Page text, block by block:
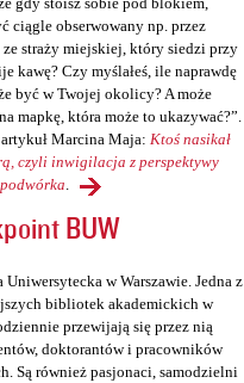
ciągle obserwowany np. przez
ze straży miejskiej, który siedzi przy
kawę? Czy myślałeś, ile naprawdę
być w Twojej okolicy? A może
mapkę, która może to ukazywać?”.
Marcina Maja: Ktoś nasikał
czyli inwigilacja z perspektywy
.
BUW
w Warszawie. Jedna z
bibliotek akademickich w
przewijają się przez nią
doktorantów i pracowników
Są również pasjonaci, samodzielni